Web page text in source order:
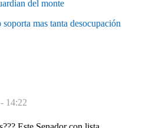
del monte
mas tanta desocupación
14:22